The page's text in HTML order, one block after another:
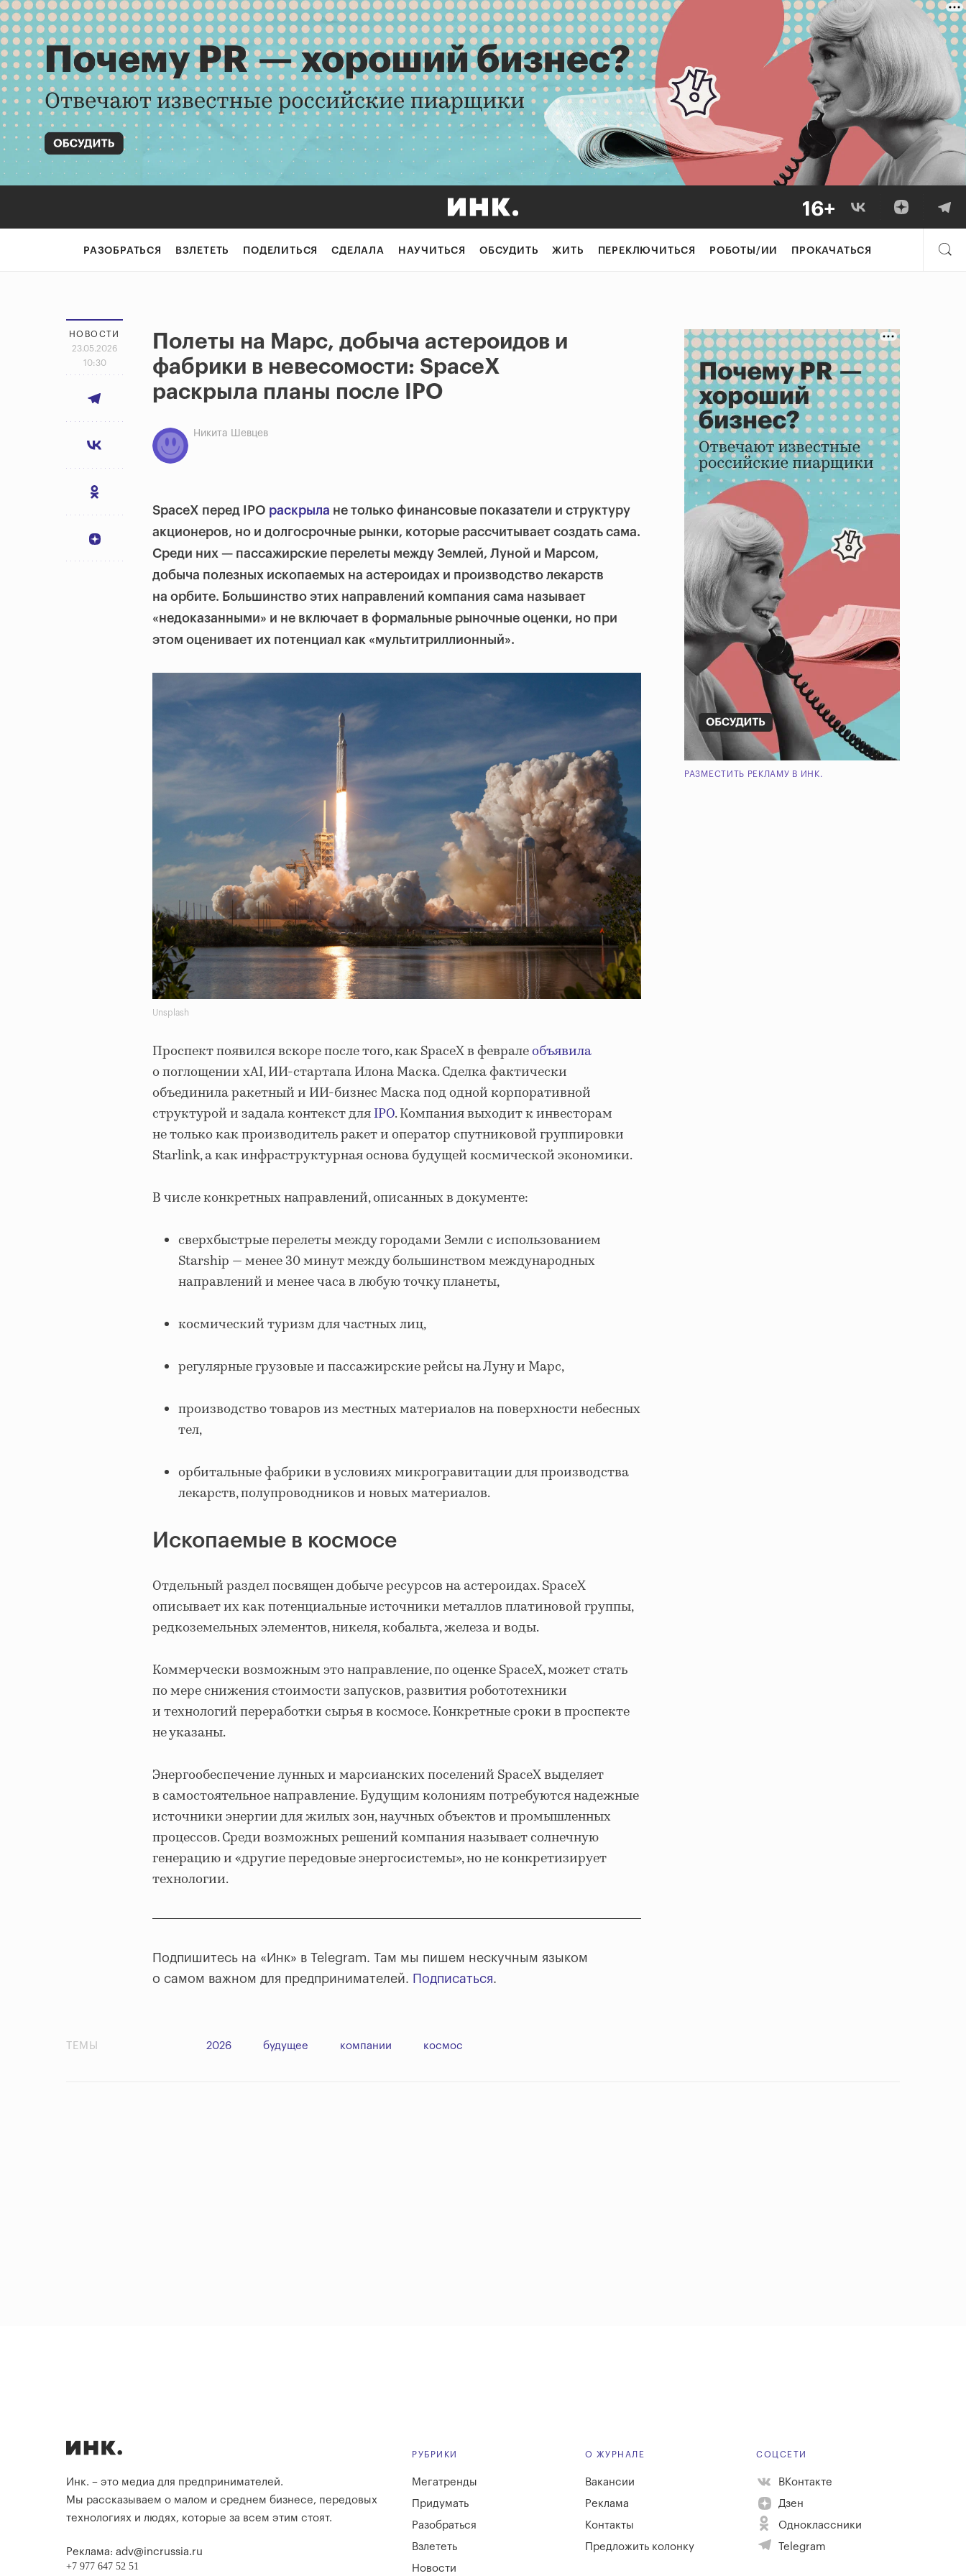
РАЗОБРАТЬСЯ ВЗЛЕТЕТЬ ПОДЕЛИТЬСЯ СДЕЛАЛА НАУЧИТЬСЯ ОБСУДИТЬ ЖИТЬ ПЕРЕКЛЮЧИТЬСЯ РОБОТЫ/ИИ ПРОКАЧАТЬСЯ
НОВОСТИ
23.05.2026
10:30
Полеты на Марс, добыча астероидов и
фабрики в невесомости: SpaceX
раскрыла планы после IPO
Никита Шевцев
SpaceX перед IPO раскрыла не только финансовые показатели и структуру
акционеров, но и долгосрочные рынки, которые рассчитывает создать сама.
Среди них — пассажирские перелеты между Землей, Луной и Марсом,
добыча полезных ископаемых на астероидах и производство лекарств
на орбите. Большинство этих направлений компания сама называет
«недоказанными» и не включает в формальные рыночные оценки, но при
этом оценивает их потенциал как «мультитриллионный».
Unsplash
Проспект появился вскоре после того, как SpaceX в февралеобъявила
о поглощении xAI, ИИ-стартапа Илона Маска. Сделка фактически
объединила ракетный и ИИ-бизнес Маска под одной корпоративной
структурой и задала контекст дляIPO. Компания выходит к инвесторам
не только как производитель ракет и оператор спутниковой группировки
Starlink, а как инфраструктурная основа будущей космической экономики.
В числе конкретных направлений, описанных в документе:
сверхбыстрые перелеты между городами Земли с использованием
Starship — менее 30 минут между большинством международных
направлений и менее часа в любую точку планеты,
космический туризм для частных лиц,
регулярные грузовые и пассажирские рейсы на Луну и Марс,
производство товаров из местных материалов на поверхности небесных
тел,
орбитальные фабрики в условиях микрогравитации для производства
лекарств, полупроводников и новых материалов.
Ископаемые в космосе
Отдельный раздел посвящен добыче ресурсов на астероидах. SpaceX
описывает их как потенциальные источники металлов платиновой группы,
редкоземельных элементов, никеля, кобальта, железа и воды.
Коммерчески возможным это направление, по оценке SpaceX, может стать
по мере снижения стоимости запусков, развития робототехники
и технологий переработки сырья в космосе. Конкретные сроки в проспекте
не указаны.
Энергообеспечение лунных и марсианских поселений SpaceX выделяет
в самостоятельное направление. Будущим колониям потребуются надежные
источники энергии для жилых зон, научных объектов и промышленных
процессов. Среди возможных решений компания называет солнечную
генерацию и «другие передовые энергосистемы», но не конкретизирует
технологии.
Подпишитесь на «Инк» в Telegram. Там мы пишем нескучным языком
о самом важном для предпринимателей. Подписаться.
РАЗМЕСТИТЬ РЕКЛАМУ В ИНК.
ТЕМЫ 2026 будущее компании космос
Инк. – это медиа для предпринимателей.
Мы рассказываем о малом и среднем бизнесе, передовых
технологиях и людях, которые за всем этим стоят.
Реклама: adv@incrussia.ru
+7 977 647 52 51
РУБРИКИ
Мегатренды
Придумать
Разобраться
Взлететь
Новости
О ЖУРНАЛЕ
Вакансии
Реклама
Контакты
Предложить колонку
СОЦСЕТИ
ВКонтакте
Дзен
Одноклассники
Telegram